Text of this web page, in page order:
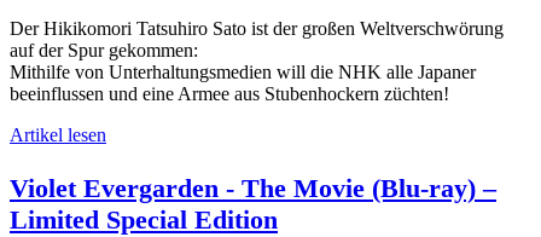
Der Hikikomori Tatsuhiro Sato ist der großen Weltverschwörung
auf der Spur gekommen:
Mithilfe von Unterhaltungsmedien will die NHK alle Japaner
beeinflussen und eine Armee aus Stubenhockern züchten!
Artikel lesen
Violet Evergarden - The Movie (Blu-ray) –
Limited Special Edition